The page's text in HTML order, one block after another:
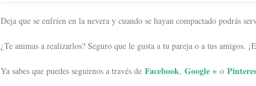
Deja que se enfríen en la nevera y cuando se hayan compactado podrás
¿Te animas a realizarlos? Seguro que le gusta a tu pareja o a tus amigos.
Ya sabes que puedes seguirnos a través de Facebook, Google + o